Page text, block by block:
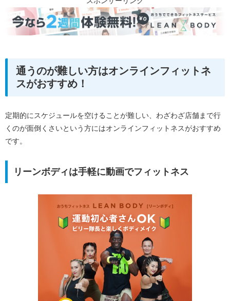
通うのが難しい方はオンラインフィットネ
スがおすすめ！
定期的にスケジュールを空けることが難しい、わざわざ店舗まで行
くのが面倒くさいという方にはオンラインフィットネスがおすすめ
です。
リーンボディは手軽に動画でフィットネス